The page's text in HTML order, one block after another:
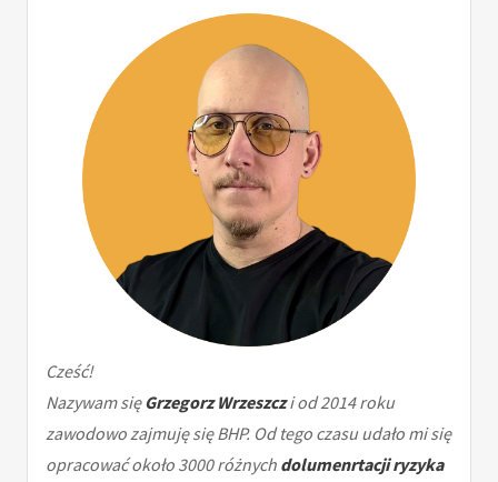
Cześć!
Nazywam sięGrzegorz Wrzeszczi od 2014 roku
zawodowo zajmuję się BHP. Od tego czasu udało mi się
opracować około 3000 różnych dolumenrtacji ryzyka